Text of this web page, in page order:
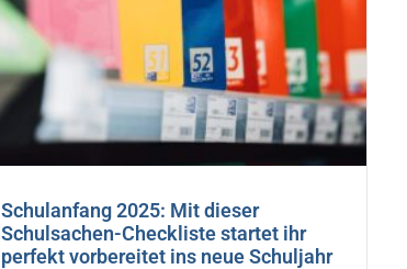
Schulanfang 2025: Mit dieser
Schulsachen-Checkliste startet ihr
perfekt vorbereitet ins neue Schuljahr